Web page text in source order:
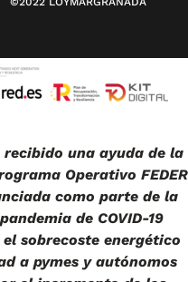
recibido una ayuda de la
Operativo FEDER
como parte de la
de COVID-19
el sobrecoste energético
a pymes y autónomos